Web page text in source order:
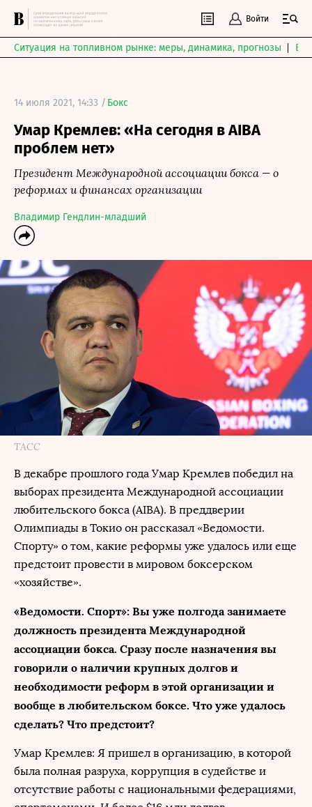
Войти
Ситуация на топливном рынке: меры, динамика, прогнозы
14 июля 2021, 14:33 / Бокс
Умар Кремлев: «На сегодня в AIBA
проблем нет»
Президент Международной ассоциации бокса — о
реформах и финансах организации
Владимир Гендлин-младший
ТАСС
В декабре прошлого года Умар Кремлев победил на
выборах президента Международной ассоциации
любительского бокса (AIBA). В преддверии
Олимпиады в Токио он рассказал «Ведомости.
Спорту» о том, какие реформы уже удалось или еще
предстоит провести в мировом боксерском
«хозяйстве».
«Ведомости. Спорт»: Вы уже полгода занимаете
должность президента Международной
ассоциации бокса. Сразу после назначения вы
говорили о наличии крупных долгов и
необходимости реформ в этой организации и
вообще в любительском боксе. Что уже удалось
сделать? Что предстоит?
Умар Кремлев: Я пришел в организацию, в которой
была полная разруха, коррупция в судействе и
отсутствие работы с национальными федерациями,